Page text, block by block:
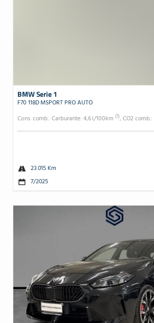
BMW Serie 1
F70 118D MSPORT PRO AUTO
Cons. comb.: Carburante: 4,6 l/100km (1), CO2
23.015 Km
7/2025